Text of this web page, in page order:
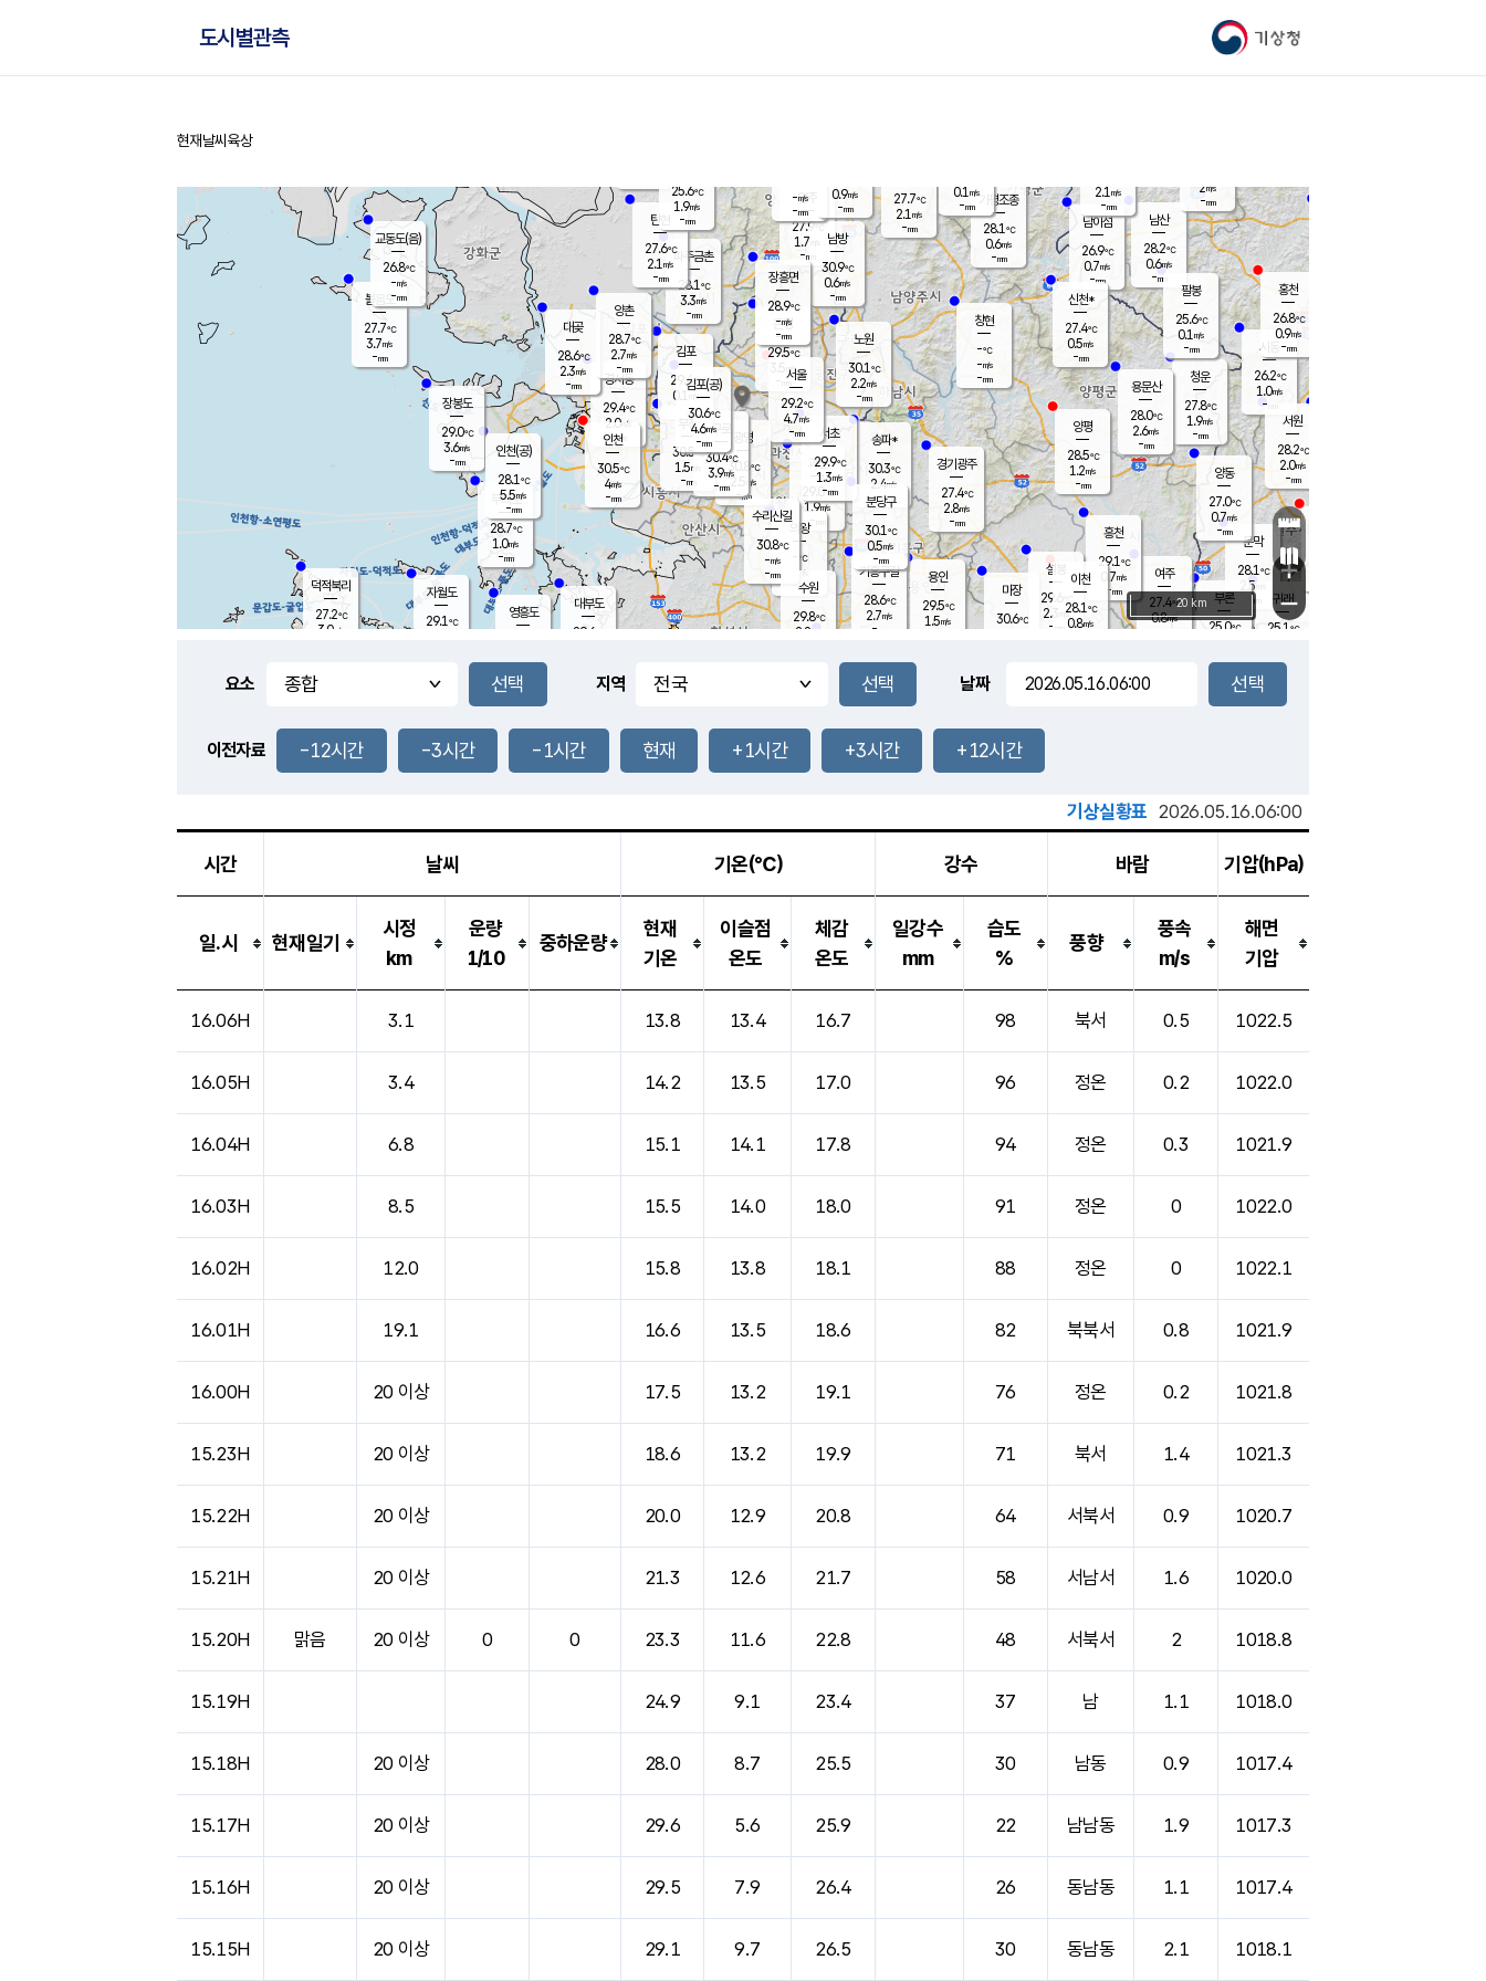
기상청
도시별관측
홈
현재날씨 육상
풍도
1.5m/s
문막
28.1℃
2.5m/s
mm
남이섬
26.9℃
0.7m/s
-mm
무의도
28.7℃
1.0m/s
-mm
영흥도
볼음도
27.7℃
3.7m/s
-mm
자월도
29.1℃
양주
27.9℃
1.7
-mm
부론
25.0℃
과천
29.0℃
1.9m/s
- mm
남산
28.2℃
0.6m/s
-mm
장봉도
29.0℃
3.6m/s
-mm
-mm
청운
27.8℃
1.9m/s
-mm
팔봉
25.6℃
0.1 m/s
-mm
-mm
용인
29.5℃
1.5m/s
여주
27.4℃
0.8m/s
양동
27.0℃
0.7m/s
-mm
경기광주
27.4℃
2.8m/s
-mm
장호원
2.1 m/s
-mm
29.3
℃
대부도
29.6
-
경서동
29.4℃
2.0m/s
-mm
파주금촌
28.1℃
3.3m/s
-mm
가평조종
28.1℃
0.6m/s
-mm
27.7℃
2.1 m/s
-mm
대곶
28.6℃
2.3m/s
-mm
신천*
27.4℃
0.5m/s
-mm
창현
-℃
-m/s
-mm
탄현
27.6℃
2.1 m/s
-mm
0.1 m/s
-mm
29.4℃
0.8m/s
-mm
흥천
29.1℃
0.7m/s
-mm
마장
30.6℃
의왕
- ℃
m/s
mm
김포
29.4℃
0.1 m/s
mm
설봉
29.6
2.3 m/s
- mm
광명
30.8 ℃
2.5 m/s
-mm
부천
30.5℃
1.5m/s
-mm
-mm
양촌
28.7℃
2.7m/s
-mm
구로
30.4℃
3.9m/s
-mm
은평
29.5℃
3.5 m/s
- mm
노원
30.1℃
2.2m/s
-mm
송파*
30.3℃
2.4m/s
-mm
서초
29.9℃
1.3m/s
-mm
남방
30.9℃
0.6m/s
-mm
기흥구갈
28.6℃
2.7m/s
-
수리산길
30.8℃
-m/s
-mm
분당구
30.1℃
0.5m/s
-mm
장흥면
28.9℃
-m/s
-mm
-m/s
-mm
시동
26.2℃
1.0m/s
- mm
귀래
25.1 ℃
서원
28.2℃
2.0m/s
-mm
용문산
28.0℃
2.6m/s
-mm
덕적북리
27.2℃
3.0m/s
인천(공)
28.1℃
5.5m/s
-mm
김포(공)
30.6℃
4.6m/s
-mm
교동도(음)
26.8℃
-m/s
-mm
홍천
26.8℃
0.9m/s
-mm
이천
28.1℃
0.8m/s
양평
28.5℃
1.2m/s
-mm
수원
29.8℃
2.8 m/s
인천
30.5℃
4m/s
-mm
서울
29.2℃
4.7m/s
-mm
2m/s
-mm
25.6℃
1.9m/s
-mm
0.9m/s
-mm
+
−
20 km
요소 지역 날짜
이전자료 -12시간 -3시간 -1시간 현재 +1시간 +3시간 +12시간
기상실황표 2026.05.16.06:00
시간 날씨 기온(℃) 강수 바람 기압(hPa)
일.시 현재일기
시정
km
운량
1/10
중하운량
현재
기온
이슬점
온도
체감
온도
일강수
mm
습도
%
풍향
풍속
m/s
해면
기압
16.06H 3.1 13.8 13.4 16.7 98 북서 0.5 1022.5
16.05H 3.4 14.2 13.5 17.0 96 정온 0.2 1022.0
16.04H 6.8 15.1 14.1 17.8 94 정온 0.3 1021.9
16.03H 8.5 15.5 14.0 18.0 91 정온 0 1022.0
16.02H 12.0 15.8 13.8 18.1 88 정온 0 1022.1
16.01H 19.1 16.6 13.5 18.6 82 북북서 0.8 1021.9
16.00H 20 이상 17.5 13.2 19.1 76 정온 0.2 1021.8
15.23H 20 이상 18.6 13.2 19.9 71 북서 1.4 1021.3
15.22H 20 이상 20.0 12.9 20.8 64 서북서 0.9 1020.7
15.21H 20 이상 21.3 12.6 21.7 58 서남서 1.6 1020.0
15.20H 맑음 20 이상 0 0 23.3 11.6 22.8 48 서북서 2 1018.8
15.19H 24.9 9.1 23.4 37 남 1.1 1018.0
15.18H 20 이상 28.0 8.7 25.5 30 남동 0.9 1017.4
15.17H 20 이상 29.6 5.6 25.9 22 남남동 1.9 1017.3
15.16H 20 이상 29.5 7.9 26.4 26 동남동 1.1 1017.4
15.15H 20 이상 29.1 9.7 26.5 30 동남동 2.1 1018.1